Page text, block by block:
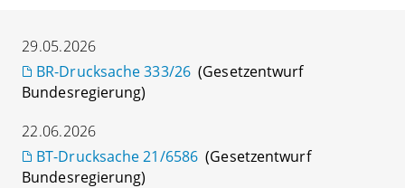
29.05.2026
BR-Drucksache 333/26 (Gesetzentwurf
Bundesregierung)
22.06.2026
BT-Drucksache 21/6586 (Gesetzentwurf
Bundesregierung)